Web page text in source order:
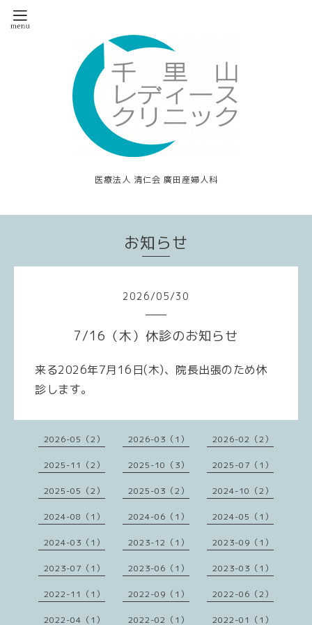
医療法人 清仁会 廣田産婦人科
お知らせ
2026/05/30
7/16（木）休診のお知らせ
来る2026年7月16日(木)、院長出張のため休
診します。
2026-05（2） 2026-03（1） 2026-02（2）
2025-11（2） 2025-10（3） 2025-07（1）
2025-05（2） 2025-03（2） 2024-10（2）
2024-08（1） 2024-06（1） 2024-05（1）
2024-03（1） 2023-12（1） 2023-09（1）
2023-07（1） 2023-06（1） 2023-03（1）
2022-11（1） 2022-09（1） 2022-06（2）
2022-04（1） 2022-02（1） 2022-01（1）